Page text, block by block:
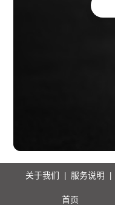
关于我们 服务说明
首页